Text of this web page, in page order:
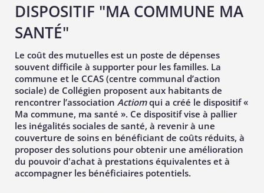
DISPOSITIF "MA COMMUNE MA
SANTÉ"
Le coût des mutuelles est un poste de dépenses
souvent difficile à supporter pour les familles. La
commune et le CCAS (centre communal d’action
sociale) de Collégien proposent aux habitants de
rencontrer l’association Actiomqui a créé le dispositif «
Ma commune, ma santé ». Ce dispositif vise à pallier
les inégalités sociales de santé, à revenir à une
couverture de soins en bénéficiant de coûts réduits, à
proposer des solutions pour obtenir une amélioration
du pouvoir d'achat à prestations équivalentes et à
accompagner les bénéficiaires potentiels.